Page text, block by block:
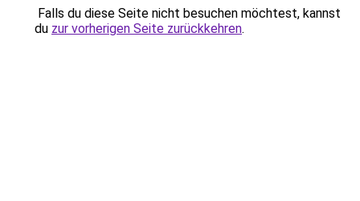
Falls du diese Seite nicht besuchen möchtest, kannst
du zur vorherigen Seite zurückkehren.